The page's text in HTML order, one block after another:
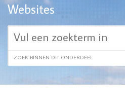
Websites